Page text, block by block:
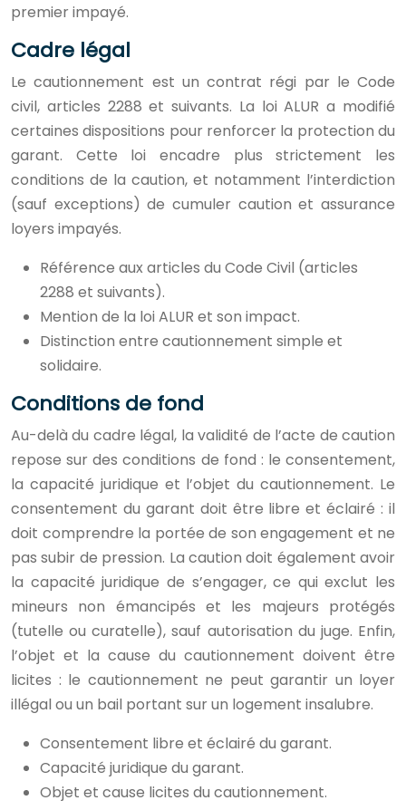
premier impayé.
Cadre légal
Le cautionnement est un contrat régi par le Code
civil, articles 2288 et suivants. La loi ALUR a modifié
certaines dispositions pour renforcer la protection du
garant. Cette loi encadre plus strictement les
conditions de la caution, et notamment l’interdiction
(sauf exceptions) de cumuler caution et assurance
loyers impayés.
Référence aux articles du Code Civil (articles
2288 et suivants).
Mention de la loi ALUR et son impact.
Distinction entre cautionnement simple et
solidaire.
Conditions de fond
Au-delà du cadre légal, la validité de l’acte de caution
repose sur des conditions de fond : le consentement,
la capacité juridique et l’objet du cautionnement. Le
consentement du garant doit être libre et éclairé : il
doit comprendre la portée de son engagement et ne
pas subir de pression. La caution doit également avoir
la capacité juridique de s’engager, ce qui exclut les
mineurs non émancipés et les majeurs protégés
(tutelle ou curatelle), sauf autorisation du juge. Enfin,
l’objet et la cause du cautionnement doivent être
licites : le cautionnement ne peut garantir un loyer
illégal ou un bail portant sur un logement insalubre.
Consentement libre et éclairé du garant.
Capacité juridique du garant.
Objet et cause licites du cautionnement.